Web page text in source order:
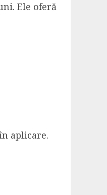
Ele oferă
aplicare.